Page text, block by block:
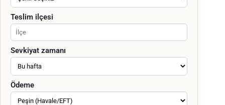
Teslim ilçesi
Sevkiyat zamanı
Ödeme